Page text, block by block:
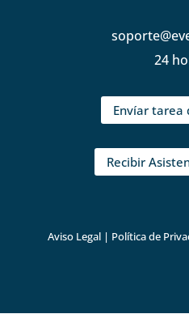
24
Envíar tarea
Recibir
Aviso Legal | Política de